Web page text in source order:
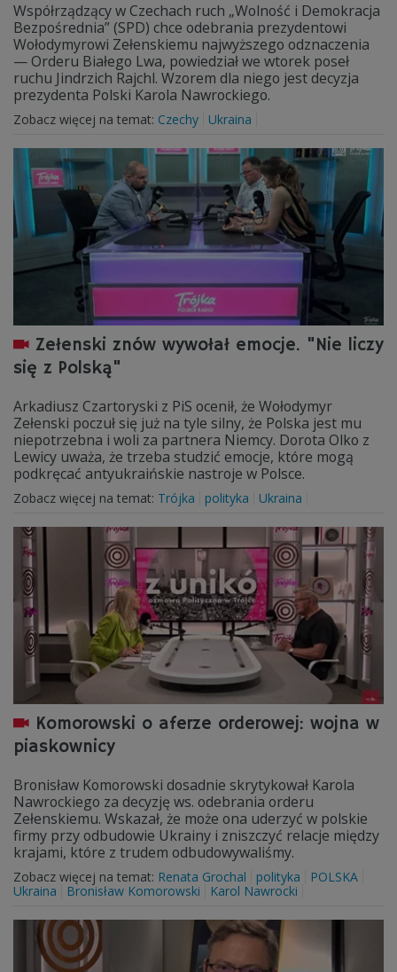
Współrządzący w Czechach ruch „Wolność i Demokracja
Bezpośrednia” (SPD) chce odebrania prezydentowi
Wołodymyrowi Zełenskiemu najwyższego odznaczenia
— Orderu Białego Lwa, powiedział we wtorek poseł
ruchu Jindrzich Rajchl. Wzorem dla niego jest decyzja
prezydenta Polski Karola Nawrockiego.
Zobacz więcej na temat: Czechy Ukraina
Zełenski znów wywołał emocje. "Nie liczy
się z Polską"
Arkadiusz Czartoryski z PiS ocenił, że Wołodymyr
Zełenski poczuł się już na tyle silny, że Polska jest mu
niepotrzebna i woli za partnera Niemcy. Dorota Olko z
Lewicy uważa, że trzeba studzić emocje, które mogą
podkręcać antyukraińskie nastroje w Polsce.
Zobacz więcej na temat: Trójka polityka Ukraina
Komorowski o aferze orderowej: wojna w
piaskownicy
Bronisław Komorowski dosadnie skrytykował Karola
Nawrockiego za decyzję ws. odebrania orderu
Zełenskiemu. Wskazał, że może ona uderzyć w polskie
firmy przy odbudowie Ukrainy i zniszczyć relacje między
krajami, które z trudem odbudowywaliśmy.
Zobacz więcej na temat: Renata Grochal polityka
POLSKA
Ukraina
Bronisław Komorowski Karol Nawrocki